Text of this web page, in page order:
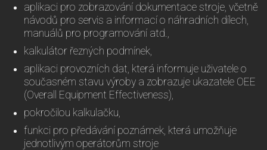
aplikaci pro zobrazování dokumentace stroje, včetně
návodů pro servis a informací o náhradních dílech,
manuálů pro programování atd.,
kalkulátor řezných podmínek,
aplikaci provozních dat, která informuje uživatele o
současném stavu výroby a zobrazuje ukazatele OEE
(Overall Equipment Effectiveness),
pokročilou kalkulačku,
funkci pro předávání poznámek, která umožňuje
jednotlivým operátorům stroje